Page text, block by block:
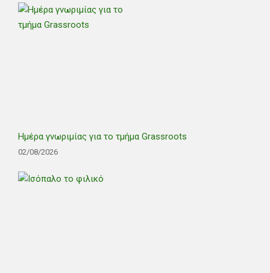
Ημέρα γνωριμίας για το τμήμα Grassroots
02/08/2026